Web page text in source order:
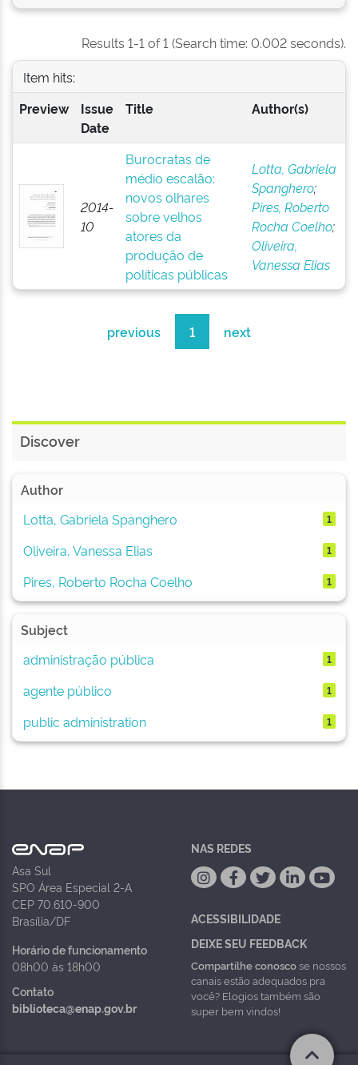
Results 1-1 of 1 (Search time: 0.002 seconds).
Item hits:
Preview
Issue
Date
Title Author(s)
2014-
10
Burocratas de
médio escalão:
novos olhares
sobre velhos
atores da
produção de
políticas públicas
Lotta, Gabriela
Spanghero;
Pires, Roberto
Rocha Coelho;
Oliveira,
Vanessa Elias
previous 1 next
Discover
Author
Lotta, Gabriela Spanghero
1
Oliveira, Vanessa Elias 1
Pires, Roberto Rocha Coelho 1
Subject
administração pública
1
agente público 1
public administration 1
Asa Sul
SPO Área Especial 2-A
CEP 70.610-900
Brasília/DF
Horário de funcionamento
08h00 às 18h00
Contato
biblioteca@enap.gov.br
NAS REDES
ACESSIBILIDADE
DEIXE SEU FEEDBACK
Compartilhe conoscose nossos
canais estão adequados pra
você? Elogios também são
super bem vindos!